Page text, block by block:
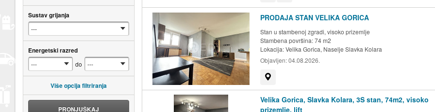
PRODAJA STAN VELIKA GORICA
Stan u stambenoj zgradi, visoko prizemlje
Stambena površina: 74 m2
Lokacija:Velika Gorica, Naselje Slavka Kolara
Objavljen:04.08.2026.
Velika Gorica, Slavka Kolara, 3S stan, 74m2, visoko
prizemlje, lift
Sustav grijanja
Energetski razred
do
Više opcija filtriranja
PRONJUŠKAJ